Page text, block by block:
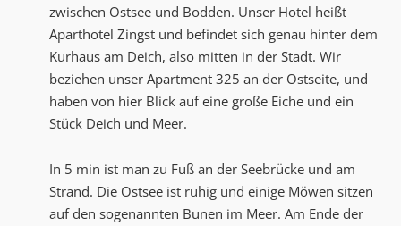
zwischen Ostsee und Bodden. Unser Hotel heißt
Aparthotel Zingst und befindet sich genau hinter dem
Kurhaus am Deich, also mitten in der Stadt. Wir
beziehen unser Apartment 325 an der Ostseite, und
haben von hier Blick auf eine große Eiche und ein
Stück Deich und Meer.
In 5 min ist man zu Fuß an der Seebrücke und am
Strand. Die Ostsee ist ruhig und einige Möwen sitzen
auf den sogenannten Bunen im Meer. Am Ende der